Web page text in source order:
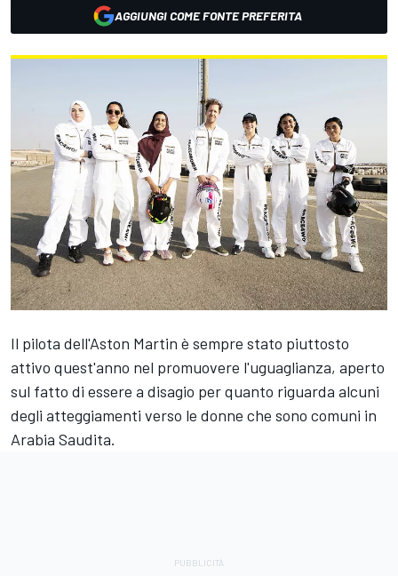
AGGIUNGI COME FONTE PREFERITA
Il pilota dell'Aston Martin è sempre stato piuttosto
attivo quest'anno nel promuovere l'uguaglianza, aperto
sul fatto di essere a disagio per quanto riguarda alcuni
degli atteggiamenti verso le donne che sono comuni in
Arabia Saudita.